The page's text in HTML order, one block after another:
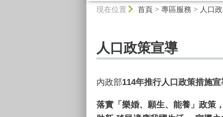
現在位置 首頁> 專區服務 > 人口
人口政策宣導
內政部114年推行人口政策措施
落實「樂婚、願生、能養」政策